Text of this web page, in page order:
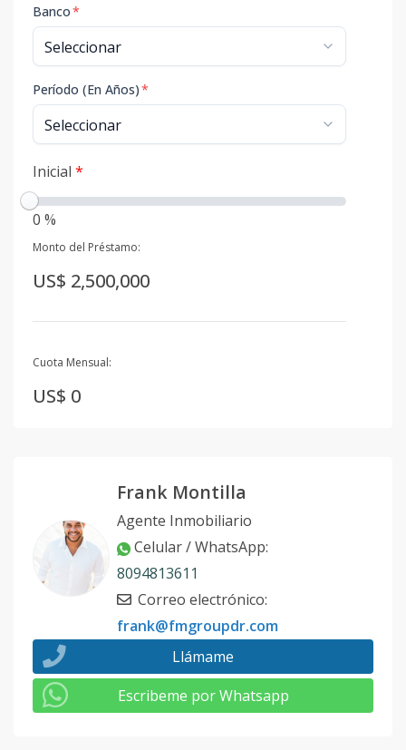
Banco*
Período (En Años)*
Inicial *
0 %
Monto del Préstamo:
US$ 2,500,000
Cuota Mensual:
US$ 0
Frank Montilla
Agente Inmobiliario
Celular / WhatsApp:
8094813611
Correo electrónico:
frank@fmgroupdr.com
Llámame
Escribeme por Whatsapp